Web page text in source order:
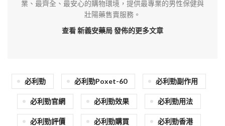
業、最齊全、最安心的購物環境，提供最專業的男性保健與
壯陽藥售賣服務。
查看 新義安藥局發佈的更多文章
必利勁 必利勁Poxet-60 必利勁副作用
必利勁官網 必利勁效果 必利勁用法
必利勁評價 必利勁購買 必利勁香港